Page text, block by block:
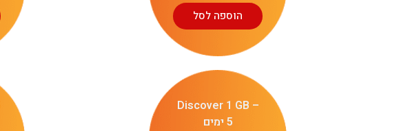
הוספה לסל
Discover 1 GB –
5 ימים